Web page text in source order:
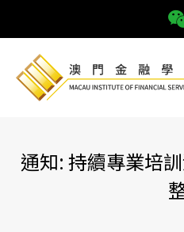
通知: 持續專業培